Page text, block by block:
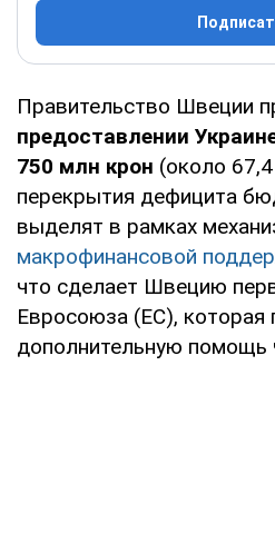
Правительство Швеции
предоставлении
750 млн крон (около
перекрытия дефицита
выделят в рамках
макрофинансовой
что сделает Швецию
Евросоюза (ЕС), которая
дополнительную помощь